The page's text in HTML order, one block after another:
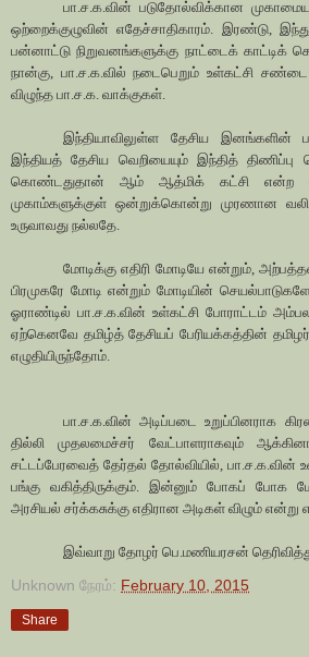
பா.ச.க.வின் படுதோல்விக்கான
ஒற்றைக்குழுவின் எதேச்சாதிகாரம். இரண்டு,
பன்னாட்டு நிறுவனங்களுக்கு நாட்டைக் காட்டிக்
நான்கு, பா.ச.க.வில் நடைபெறும் உள்கட்சி
விழுந்த பா.ச.க. வாக்குகள்.
இந்தியாவிலுள்ள தேசிய இனங்களின்
இந்தியத் தேசிய வெறியையும் இந்தித்
கொண்டதுதான் ஆம் ஆத்மிக் கட்சி என்ற
முகாம்களுக்குள் ஒன்றுக்கொன்று முரணான
உருவாவது நல்லதே.
மோடிக்கு எதிரி மோடியே என்றும்,
பிரமுகரே மோடி என்றும் மோடியின்
ஓராண்டில் பா.ச.க.வின் உள்கட்சி போராட்டம்
ஏற்கெனவே தமிழ்த் தேசியப் பேரியக்கத்தின்
எழுதியிருந்தோம்.
பா.ச.க.வின் அடிப்படை உறுப்பினராக
தில்லி முதலமைச்சர் வேட்பாளராகவும்
சட்டப்பேரவைத் தேர்தல் தோல்வியில், பா.ச.க.வின்
பங்கு வகித்திருக்கும். இன்னும் போகப் போக
அரசியல் சர்க்கசுக்கு எதிரான அடிகள் விழும் என்று
இவ்வாறு தோழர் பெ.மணியரசன்
Unknown நேரம்: February 10, 2015
Share